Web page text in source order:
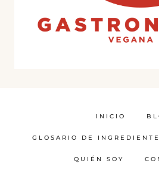
INICIO
GLOSARIO DE
QUIÉN SOY